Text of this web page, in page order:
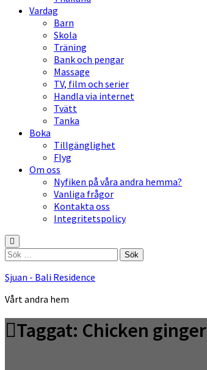
Vardag
Barn
Skola
Träning
Bank och pengar
Massage
TV, film och serier
Handla via internet
Tvätt
Tanka
Boka
Tillgänglighet
Flyg
Om oss
Nyfiken på våra andra hemma?
Vanliga frågor
Kontakta oss
Integritetspolicy
Sök
Sjuan - Bali Residence
Vårt andra hem
Taggat: Chicken ginger